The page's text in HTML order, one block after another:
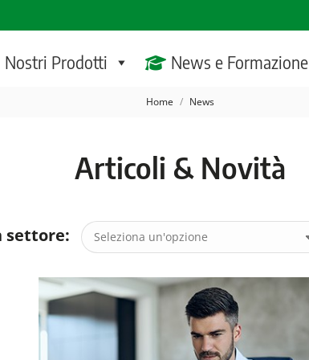
Nostri Prodotti News e Formazione
Tu sei qui:
Home News
Articoli & Novità
settore: